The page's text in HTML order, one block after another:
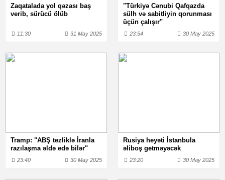
Zaqatalada yol qəzası baş
verib, sürücü ölüb
11:30 31 May 2025
"Türkiyə Cənubi Qafqazda
sülh və sabitliyin qorunması
üçün çalışır"
23:54 30 May 2025
Tramp: "ABŞ tezliklə İranla
razılaşma əldə edə bilər"
23:40 30 May 2025
Rusiya heyəti İstanbula
əliboş getməyəcək
23:20 30 May 2025